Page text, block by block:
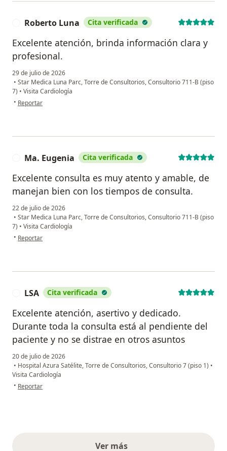
Roberto Luna Cita verificada
Excelente atención, brinda información clara y
profesional.
29 de julio de 2026
• Star Medica Luna Parc, Torre de Consultorios, Consultorio 711-B (piso
7) • Visita Cardiología
• en opinión del usuario Roberto Luna
Reportar
Ma. Eugenia Cita verificada
Excelente consulta es muy atento y amable, de
manejan bien con los tiempos de consulta.
22 de julio de 2026
• Star Medica Luna Parc, Torre de Consultorios, Consultorio 711-B (piso
7) • Visita Cardiología
• en opinión del usuario Ma. Eugenia
Reportar
LSA Cita verificada
Excelente atención, asertivo y dedicado.
Durante toda la consulta está al pendiente del
paciente y no se distrae en otros asuntos
20 de julio de 2026
• Hospital Azura Satélite, Torre de Consultorios, Consultorio 7 (piso 1) •
Visita Cardiología
• en opinión del usuario LSA
Reportar
Ver más